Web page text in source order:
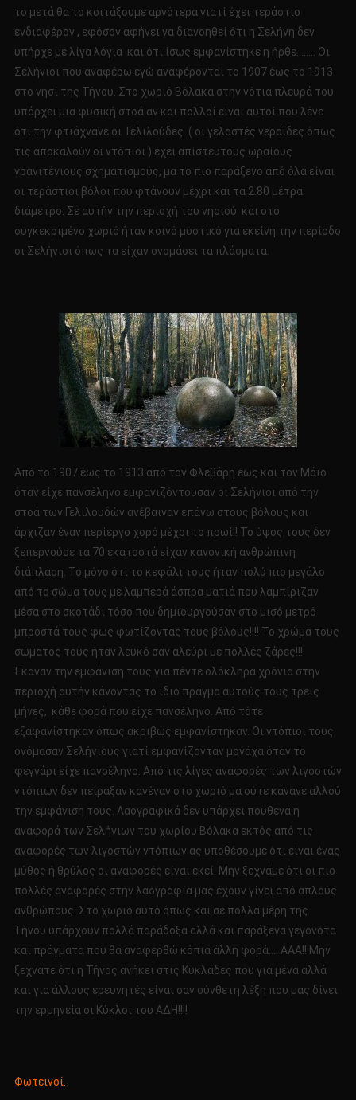
το μετά θα το κοιτάξουμε αργότερα γιατί έχει τεράστιο
ενδιαφέρον , εφόσον αφήνει να διανοηθεί ότι η Σελήνη δεν
υπήρχε με λίγα λόγια και ότι ίσως εμφανίστηκε η ήρθε…….. Οι
Σελήνιοι που αναφέρω εγώ αναφέρονται το 1907 έως το 1913
στο νησί της Τήνου. Στο χωριό Βόλακα στην νότια πλευρά του
υπάρχει μια φυσική στοά αν και πολλοί είναι αυτοί που λένε
ότι την φτιάχνανε οι Γελιλούδες ( οι γελαστές νεραΐδες όπως
τις αποκαλούν οι ντόπιοι ) έχει απίστευτους ωραίους
γρανιτένιους σχηματισμούς, μα το πιο παράξενο από όλα είναι
οι τεράστιοι βόλοι που φτάνουν μέχρι και τα 2.80 μέτρα
διάμετρο. Σε αυτήν την περιοχή του νησιού και στο
συγκεκριμένο χωριό ήταν κοινό μυστικό για εκείνη την περίοδο
οι Σελήνιοι όπως τα είχαν ονομάσει τα πλάσματα.
Από το 1907 έως το 1913 από τον Φλεβάρη έως και τον Μάιο
όταν είχε πανσέληνο εμφανιζόντουσαν οι Σελήνιοι από την
στοά των Γελιλουδών ανέβαιναν επάνω στους βόλους και
άρχιζαν έναν περίεργο χορό μέχρι το πρωί!! Το ύψος τους δεν
ξεπερνούσε τα 70 εκατοστά είχαν κανονική ανθρώπινη
διάπλαση. Το μόνο ότι το κεφάλι τους ήταν πολύ πιο μεγάλο
από το σώμα τους με λαμπερά άσπρα ματιά που λαμπίριζαν
μέσα στο σκοτάδι τόσο που δημιουργούσαν στο μισό μετρό
μπροστά τους φως φωτίζοντας τους βόλους!!!! Το χρώμα τους
σώματος τους ήταν λευκό σαν αλεύρι με πολλές ζάρες!!!
Έκαναν την εμφάνιση τους για πέντε ολόκληρα χρόνια στην
περιοχή αυτήν κάνοντας το ίδιο πράγμα αυτούς τους τρεις
μήνες, κάθε φορά που είχε πανσέληνο. Από τότε
εξαφανίστηκαν όπως ακριβώς εμφανίστηκαν. Οι ντόπιοι τους
ονόμασαν Σελήνιους γιατί εμφανίζονταν μονάχα όταν το
φεγγάρι είχε πανσέληνο. Από τις λίγες αναφορές των λιγοστών
ντόπιων δεν πείραξαν κανέναν στο χωριό μα ούτε κάνανε αλλού
την εμφάνιση τους. Λαογραφικά δεν υπάρχει πουθενά η
αναφορά των Σελήνιων του χωρίου Βόλακα εκτός από τις
αναφορές των λιγοστών ντόπιων ας υποθέσουμε ότι είναι ένας
μύθος ή θρύλος οι αναφορές είναι εκεί. Μην ξεχνάμε ότι οι πιο
πολλές αναφορές στην λαογραφία μας έχουν γίνει από απλούς
ανθρώπους. Στο χωριό αυτό όπως και σε πολλά μέρη της
Τήνου υπάρχουν πολλά παράδοξα αλλά και παράξενα γεγονότα
και πράγματα που θα αναφερθώ κόπια άλλη φορά…. ΑΑΑ!! Μην
ξεχνάτε ότι η Τήνος ανήκει στις Κυκλάδες που για μένα αλλά
και για άλλους ερευνητές είναι σαν σύνθετη λέξη που μας δίνει
την ερμηνεία οι Κύκλοι του ΑΔΗ!!!!
Φωτεινοί.